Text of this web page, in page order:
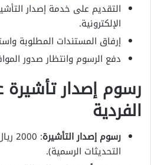
التقديم على خدمة إصدار
الإلكترونية.
إرفاق المستندات المطلوبة
دفع الرسوم وانتظار صدور
رسوم إصدار
الفردية
رسوم إصدار التأشيرة
:
التحديثات الرسمية).